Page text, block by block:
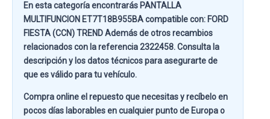
En esta categoría encontrarás PANTALLA
MULTIFUNCION ET7T18B955BA compatible con: FORD
FIESTA (CCN) TRENDAdemás de otros recambios
relacionados con la referencia2322458. Consulta la
descripción y los datos técnicos para asegurarte de
que es válido para tu vehículo.
Compra online el repuesto que necesitas y recíbelo en
pocos días laborables en cualquier punto de Europa o